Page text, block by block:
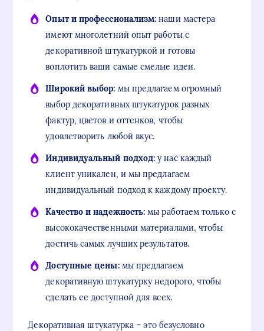
Опыт и профессионализм: наши мастера
имеют многолетний опыт работы с
декоративной штукатуркой и готовы
воплотить ваши самые смелые идеи.
Широкий выбор: мы предлагаем огромный
выбор декоративных штукатурок разных
фактур, цветов и оттенков, чтобы
удовлетворить любой вкус.
Индивидуальный подход: у нас каждый
клиент уникален, и мы предлагаем
индивидуальный подход к каждому проекту.
Качество и надежность: мы работаем только с
высококачественными материалами, чтобы
достичь самых лучших результатов.
Доступные цены:мы предлагаем
декоративную штукатурку недорого, чтобы
сделать ее доступной для всех.
Декоративная штукатурка – это безусловно